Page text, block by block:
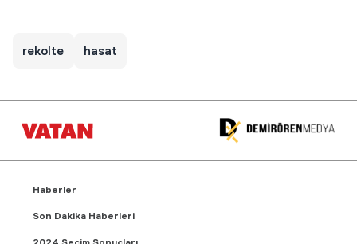
rekolte hasat
Haberler
Son Dakika Haberleri